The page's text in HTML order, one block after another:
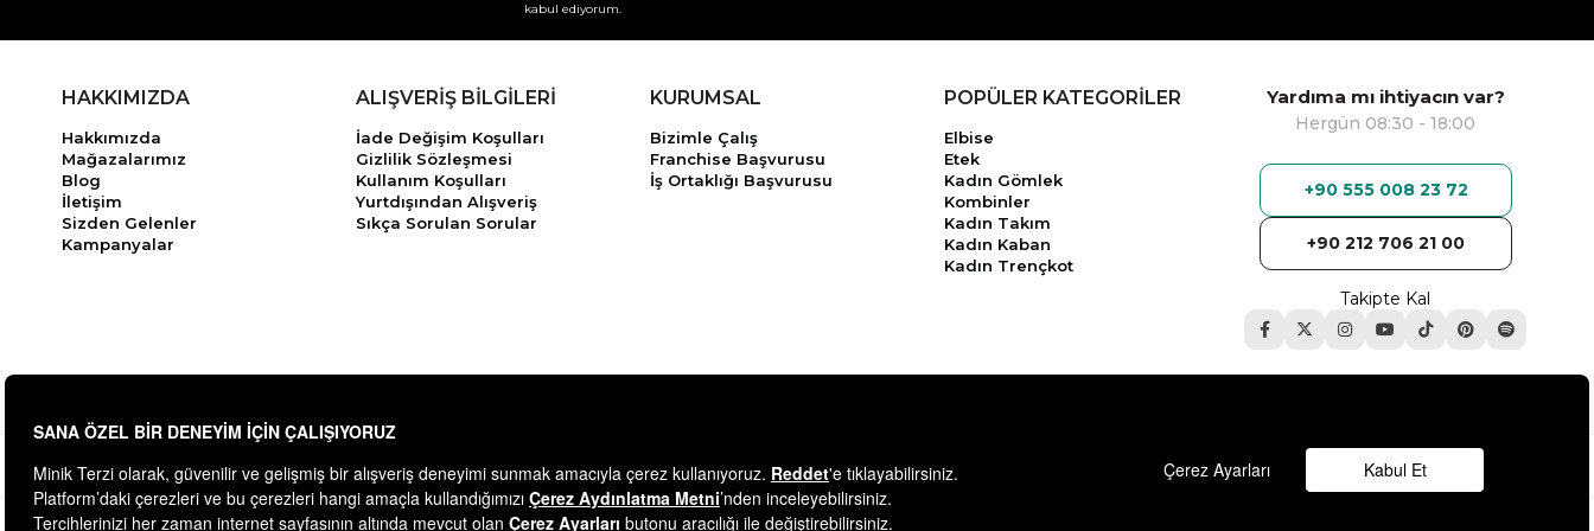
kabul ediyorum.
HAKKIMIZDA
Hakkımızda
Mağazalarımız
Blog
İletişim
Sizden Gelenler
Kampanyalar
ALIŞVERİŞ BİLGİLERİ
İade Değişim Koşulları
Gizlilik Sözleşmesi
Kullanım Koşulları
Yurtdışından Alışveriş
Sıkça Sorulan Sorular
KURUMSAL
Bizimle Çalış
Franchise Başvurusu
İş Ortaklığı Başvurusu
POPÜLER KATEGORİLER
Elbise
Etek
Kadın Gömlek
Kombinler
Kadın Takım
Kadın Kaban
Kadın Trençkot
Yardıma mı ihtiyacın var?
Hergün 08:30 - 18:00
+90 555 008 23 72
+90 212 706 21 00
Takipte Kal
© 2025 minikterzi.com - Tüm Hakları Saklıdır.